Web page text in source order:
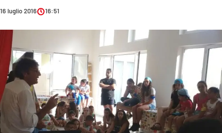
SANITÀ
AMBIENTE
SOCIETÀ
CULTURA
ECONOMIA E LAVORO
EVENTI
16 luglio 2016 16:51